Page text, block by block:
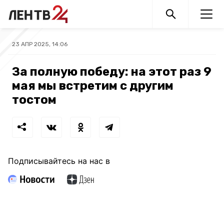
23 АПР 2025, 14:06
За полную победу: на этот раз 9
мая мы встретим с другим
тостом
Подписывайтесь на нас в